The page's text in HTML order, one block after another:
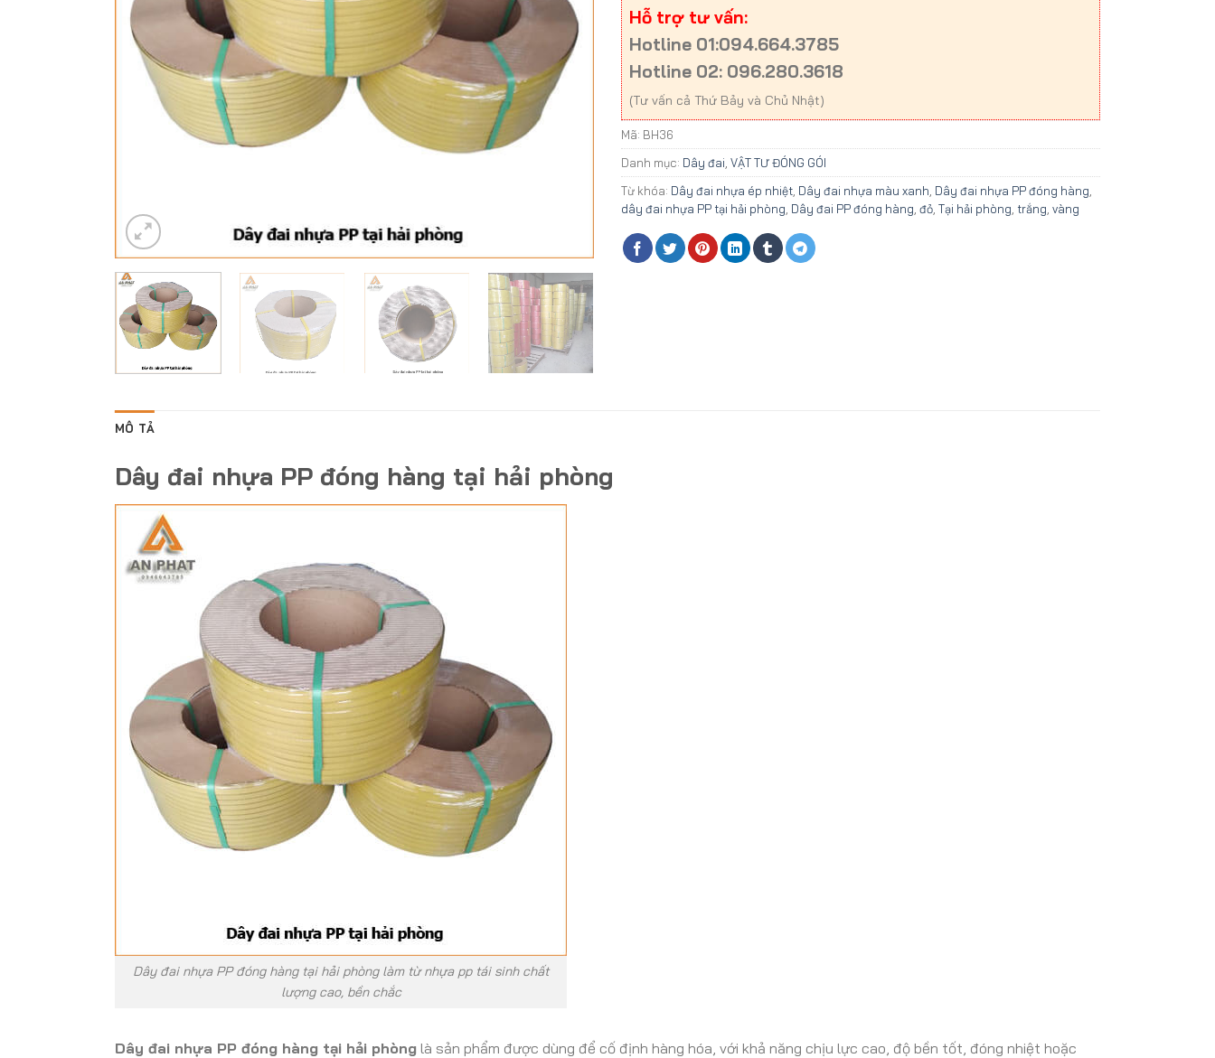
Hỗ trợ tư vấn:
Hotline 01:094.664.3785
Hotline 02: 096.280.3618
(Tư vấn cả Thứ Bảy và Chủ Nhật)
Mã: BH36
Danh mục: Dây đai VẬT TƯ ĐÓNG GÓI
Từ khóa: Dây đai nhựa ép nhiệt Dây đai nhựa màu xanh Dây đai nhựa PP đóng hàng
dây đai nhựa PP tại hải phòng Dây đai PP đóng hàng đỏ Tại hải phòng trắng vàng
MÔ TẢ
Dây đai nhựa PP đóng hàng tại hải phòng
Dây đai nhựa PP đóng hàng tại hải phòng làm từ nhựa pp tái sinh chất
lượng cao, bền chắc
Dây đai nhựa PP đóng hàng tại hải phòng là sản phẩm được dùng để cố định hàng hóa, với khả năng chịu lực cao, độ bền tốt, đóng nhiệt hoặc